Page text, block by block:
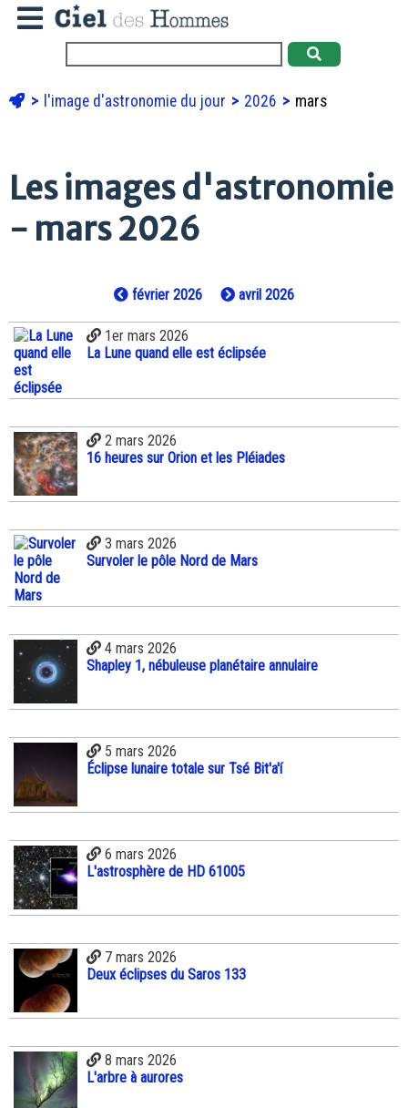
l'image d'astronomie du jour 2026 mars
Les images d'astronomie
- mars 2026
février 2026 avril 2026
1er mars 2026
La Lune quand elle est éclipsée
2 mars 2026
16 heures sur Orion et les Pléiades
3 mars 2026
Survoler le pôle Nord de Mars
4 mars 2026
Shapley 1, nébuleuse planétaire annulaire
5 mars 2026
Éclipse lunaire totale sur Tsé Bit'a'í
6 mars 2026
L'astrosphère de HD 61005
7 mars 2026
Deux éclipses du Saros 133
8 mars 2026
L'arbre à aurores